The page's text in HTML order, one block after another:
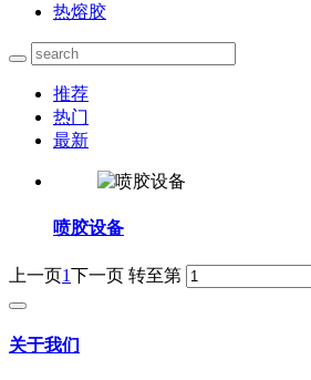
热熔胶
推荐
热门
最新
喷胶设备
上一页1下一页 转至第
关于我们